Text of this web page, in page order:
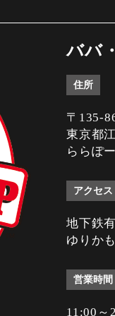
ババ
住所
〒135-
東京都
ららぽ
アクセス
地下鉄
ゆりか
営業時間
11:00～